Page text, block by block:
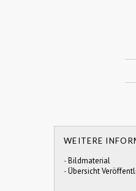
WEITERE
-Bildmaterial
-Übersicht